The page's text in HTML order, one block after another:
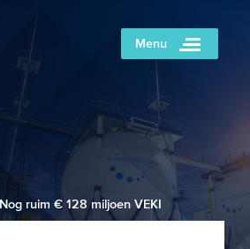
Menu
Nog ruim € 128 miljoen VEKI